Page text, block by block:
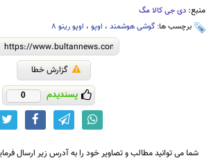
منبع: دی جی کالا مگ
برچسب ها: گوشی هوشمند ، اوپو ، اوپو رینو 8
گزارش خطا
پسندیدم 0
شما می توانید مطالب و تصاویر خود را به آدرس زیر ارسال